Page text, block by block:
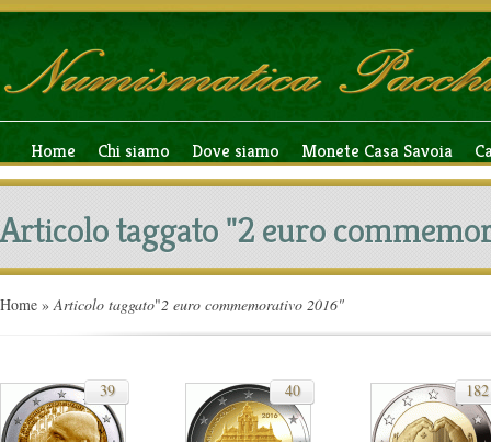
Home Chi siamo Dove siamo Monete Casa Savoia
Articolo taggato "2 euro
Home » Articolo taggato"2 euro commemorativo 2016"
39 40 182